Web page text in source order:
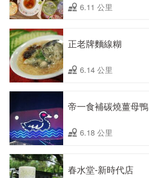
6.11 公里
正老牌麵線糊
6.14 公里
帝一食補碳燒薑母鴨
6.18 公里
春水堂-新時代店